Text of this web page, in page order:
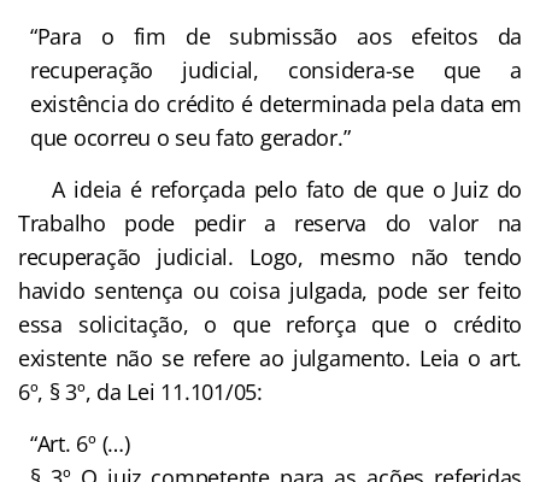
“Para o fim de submissão aos efeitos da
recuperação judicial, considera-se que a
existência do crédito é determinada pela data em
que ocorreu o seu fato gerador.”
A ideia é reforçada pelo fato de que o Juiz do
Trabalho pode pedir a reserva do valor na
recuperação judicial. Logo, mesmo não tendo
havido sentença ou coisa julgada, pode ser feito
essa solicitação, o que reforça que o crédito
existente não se refere ao julgamento. Leia o art.
6º, § 3º, da Lei 11.101/05:
“Art. 6º (…)